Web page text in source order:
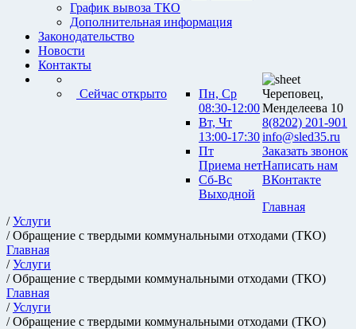
График вывоза ТКО
Дополнительная информация
Законодательство
Новости
Контакты
Сейчас открыто
Пн, Ср
08:30-12:00
Вт, Чт
13:00-17:30
Пт
Приема нет
Сб-Вс
Выходной
Череповец,
Менделеева 10
8(8202) 201-901
info@sled35.ru
Заказать звонок
Написать нам
ВКонтакте
Главная
/Услуги
/ Обращение с твердыми коммунальными отходами (ТКО)
Главная
/Услуги
/ Обращение с твердыми коммунальными отходами (ТКО)
Главная
/Услуги
/ Обращение с твердыми коммунальными отходами (ТКО)